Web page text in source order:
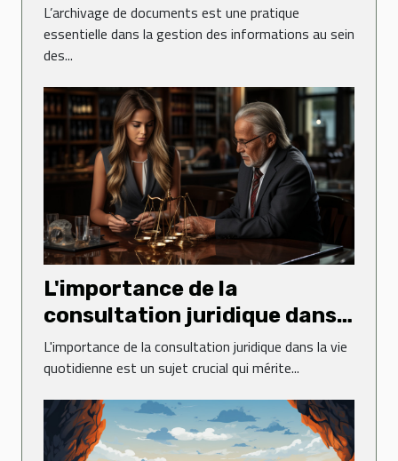
L’archivage de documents est une pratique
essentielle dans la gestion des informations au sein
des...
L'importance de la
consultation juridique dans
la vie quotidienne
L'importance de la consultation juridique dans la vie
quotidienne est un sujet crucial qui mérite...